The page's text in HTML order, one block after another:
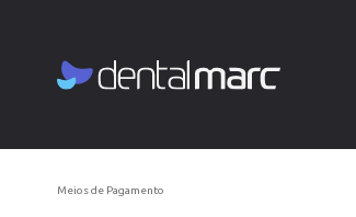
Meios de Pagamento